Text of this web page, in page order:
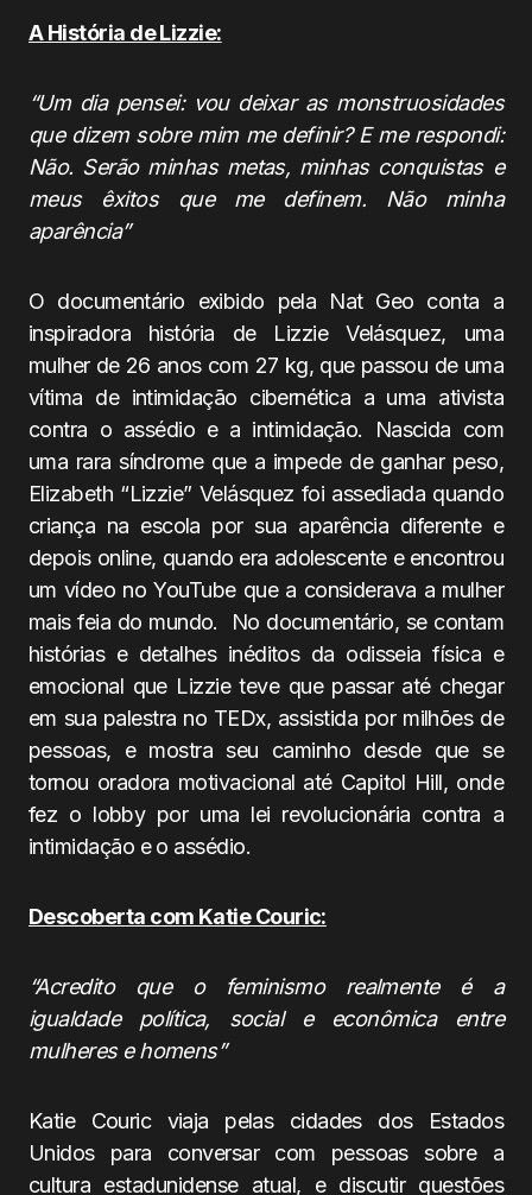
A História de Lizzie:
“Um dia pensei: vou deixar as monstruosidades
que dizem sobre mim me definir? E me respondi:
Não. Serão minhas metas, minhas conquistas e
meus êxitos que me definem. Não minha
aparência”
O documentário exibido pela Nat Geo conta a
inspiradora história de Lizzie Velásquez, uma
mulher de 26 anos com 27 kg, que passou de uma
vítima de intimidação cibernética a uma ativista
contra o assédio e a intimidação. Nascida com
uma rara síndrome que a impede de ganhar peso,
Elizabeth “Lizzie” Velásquez foi assediada quando
criança na escola por sua aparência diferente e
depois online, quando era adolescente e encontrou
um vídeo no YouTube que a considerava a mulher
mais feia do mundo. No documentário, se contam
histórias e detalhes inéditos da odisseia física e
emocional que Lizzie teve que passar até chegar
em sua palestra no TEDx, assistida por milhões de
pessoas, e mostra seu caminho desde que se
tornou oradora motivacional até Capitol Hill, onde
fez o lobby por uma lei revolucionária contra a
intimidação e o assédio.
Descoberta com Katie Couric:
“Acredito que o feminismo realmente é a
igualdade política, social e econômica entre
mulheres e homens”
Katie Couric viaja pelas cidades dos Estados
Unidos para conversar com pessoas sobre a
cultura estadunidense atual, e discutir questões